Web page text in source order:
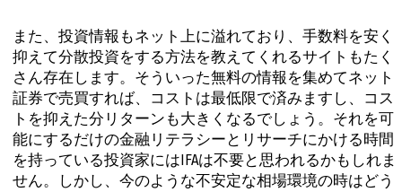
また、投資情報もネット上に溢れており、手数料を安く
抑えて分散投資をする方法を教えてくれるサイトもたく
さん存在します。そういった無料の情報を集めてネット
証券で売買すれば、コストは最低限で済みますし、コス
トを抑えた分リターンも大きくなるでしょう。それを可
能にするだけの金融リテラシーとリサーチにかける時間
を持っている投資家にはIFAは不要と思われるかもしれま
せん。しかし、今のような不安定な相場環境の時はどう